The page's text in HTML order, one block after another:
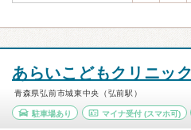
あらいこどもクリニッ
青森県弘前市城東中央（弘前駅）
駐車場あり マイナ受付(スマホ可)